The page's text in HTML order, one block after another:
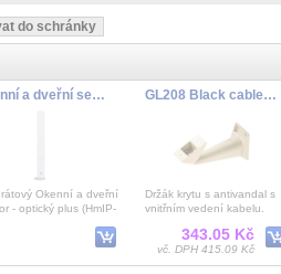
Okenní a dveřní senzor - optický plus - HmIP-SWDO-PL
Okenní a dveřní
- optický plus (HmIP-
GL208 Black cable managed brac
Držák krytu s antivandal s
vnitřním vedení kabelu.
343.05 Kč
vč. DPH 415.09 Kč